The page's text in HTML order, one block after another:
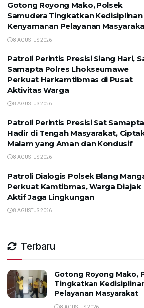
Gotong Royong Mako, Polsek
Samudera Tingkatkan Kedisiplinan
Kenyamanan Pelayanan
8 AGUSTUS 2026
Patroli Perintis Presisi Siang Hari,
Samapta Polres Lhokseumawe
Perkuat Harkamtibmas di Pusat
Aktivitas Warga
8 AGUSTUS 2026
Patroli Perintis Presisi Sat Samapta
Hadir di Tengah Masyarakat,
Malam yang Aman dan Kondusif
8 AGUSTUS 2026
Patroli Dialogis Polsek Blang
Perkuat Kamtibmas, Warga Diajak
Aktif Jaga Lingkungan
8 AGUSTUS 2026
Terbaru
Gotong Royong Mako,
Tingkatkan
Pelayanan Masyarakat
8 AGUSTUS 2026